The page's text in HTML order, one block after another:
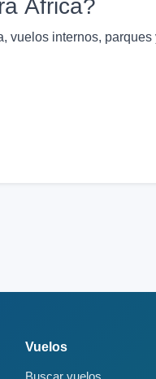
África?
vuelos internos,
Vuelos